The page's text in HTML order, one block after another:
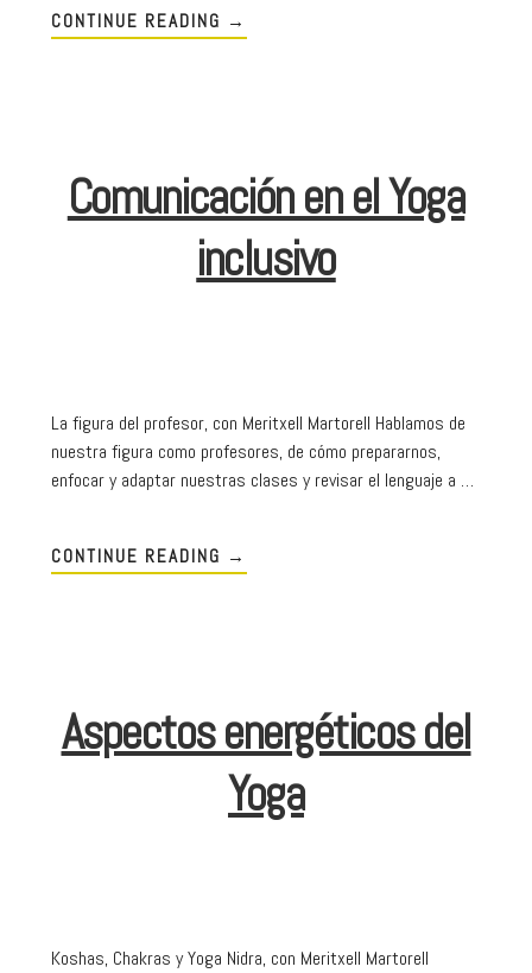
CONTINUE READING →
Comunicación en el Yoga
inclusivo
La figura del profesor, con Meritxell Martorell Hablamos de
nuestra figura como profesores, de cómo prepararnos,
enfocar y adaptar nuestras clases y revisar el lenguaje a …
CONTINUE READING →
Aspectos energéticos del
Yoga
Koshas, Chakras y Yoga Nidra, con Meritxell Martorell